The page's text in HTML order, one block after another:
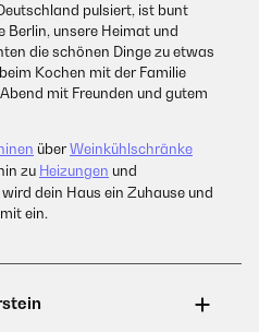
pulsiert, ist bunt
Berlin, unsere Heimat und
die schönen Dinge zu etwas
Kochen mit der Familie
mit Freunden und gutem
überWeinkühlschränke
zu Heizungen und
dein Haus ein Zuhause und
ein.